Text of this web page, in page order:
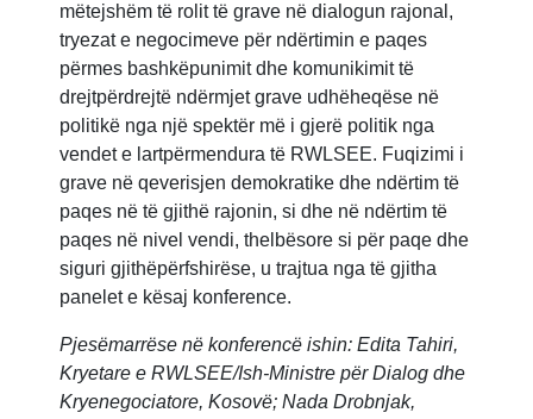
mëtejshëm të rolit të grave në dialogun rajonal,
tryezat e negocimeve për ndërtimin e paqes
përmes bashkëpunimit dhe komunikimit të
drejtpërdrejtë ndërmjet grave udhëheqëse në
politikë nga një spektër më i gjerë politik nga
vendet e lartpërmendura të RWLSEE. Fuqizimi i
grave në qeverisjen demokratike dhe ndërtim të
paqes në të gjithë rajonin, si dhe në ndërtim të
paqes në nivel vendi, thelbësore si për paqe dhe
siguri gjithëpërfshirëse, u trajtua nga të gjitha
panelet e kësaj konference.
Pjesëmarrëse në konferencë ishin: Edita Tahiri,
Kryetare e RWLSEE/Ish-Ministre për Dialog dhe
Kryenegociatore, Kosovë; Nada Drobnjak,